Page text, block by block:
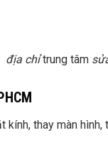
địa chỉtrung tâm
thay màn